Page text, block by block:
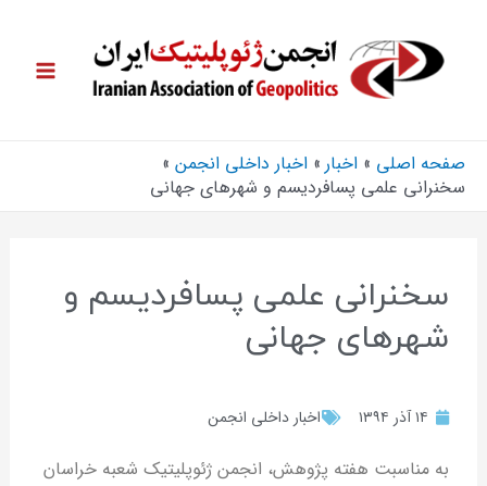
صفحه اصلی اخبار
اخبار داخلی انجمن
سخنرانی علمی پسافردیسم و شهرهای جهانی
سخنرانی علمی پسافردیسم و
شهرهای جهانی
۱۴ آذر ۱۳۹۴ اخبار داخلی انجمن
به مناسبت هفته پژوهش، انجمن ژئوپلیتیک شعبه خراسان